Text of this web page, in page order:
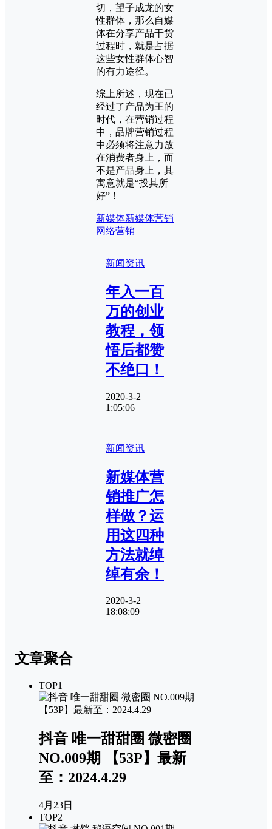
切，望子成龙的女
性群体，那么自媒
体在分享产品干货
过程时，就是占据
这些女性群体心智
的有力途径。
综上所述，现在已
经过了产品为王的
时代，在营销过程
中，品牌营销过程
中必须将注意力放
在消费者身上，而
不是产品身上，其
寓意就是“投其所
好”！
新媒体新媒体营销
网络营销
新闻资讯
年入一百
万的创业
教程，领
悟后都赞
不绝口！
2020-3-2
1:05:06
新闻资讯
新媒体营
销推广怎
样做？运
用这四种
方法就绰
绰有余！
2020-3-2
18:08:09
文章聚合
TOP1
抖音 唯一甜甜圈 微密圈
NO.009期 【53P】最新
至：2024.4.29
4月23日
TOP2